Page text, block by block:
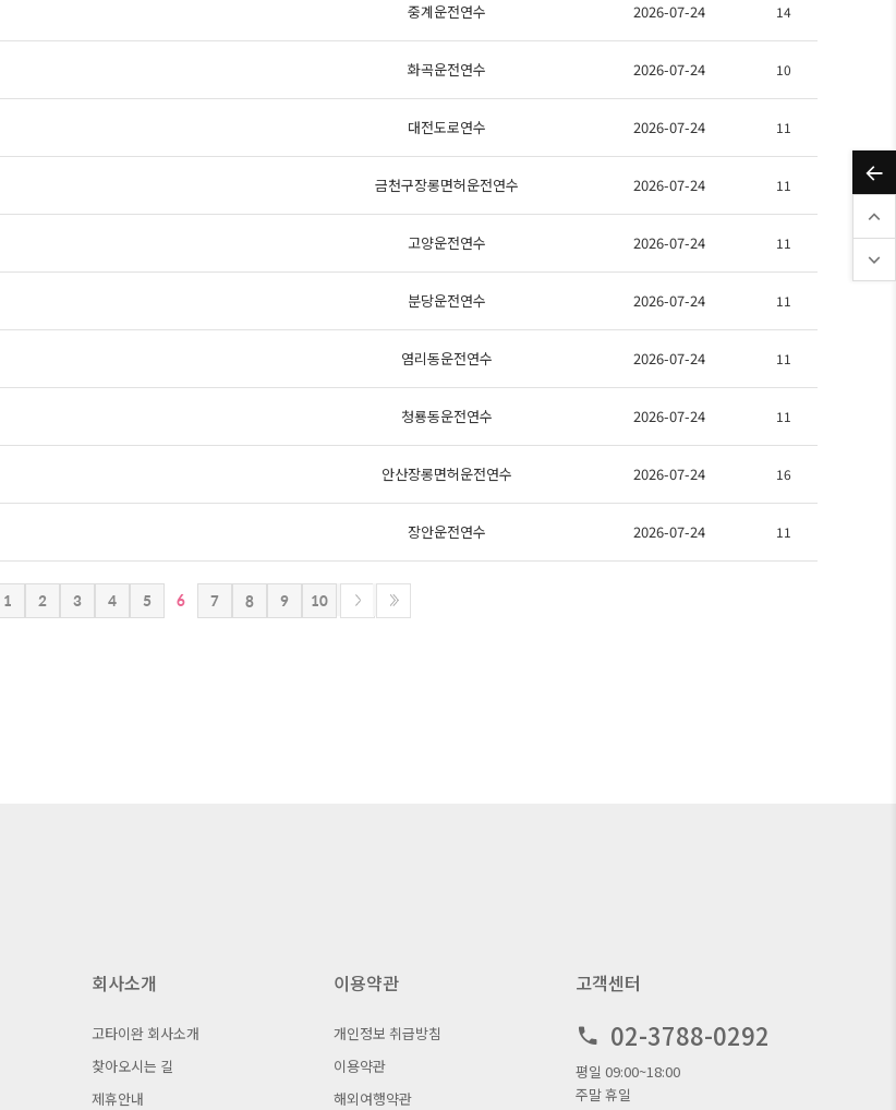
중계운전연수 2026-07-24 14
화곡운전연수 2026-07-24 10
대전도로연수 2026-07-24 11
금천구장롱면허운전연수 2026-07-24 11
고양운전연수 2026-07-24 11
분당운전연수 2026-07-24 11
염리동운전연수 2026-07-24 11
청룡동운전연수 2026-07-24 11
안산장롱면허운전연수 2026-07-24 16
장안운전연수 2026-07-24 11
1 2 3 4 5 6 7 8 9 10
회사소개
고타이완 회사소개
찾아오시는 길
제휴안내
이용약관
개인정보 취급방침
이용약관
해외여행약관
고객센터
02-3788-0292
평일 09:00~18:00
주말 휴일